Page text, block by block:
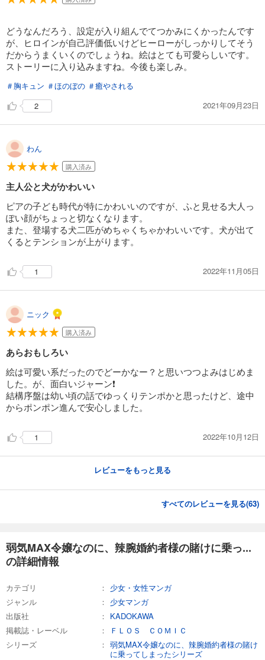
どうなんだろう、設定が入り組んでてつかみにくかったんです
が、ヒロインが自己評価低いけどヒーローがしっかりしてそう
だからうまくいくのでしょうね。絵はとても可愛らしいです。
ストーリーに入り込みますね。今後も楽しみ。
＃胸キュン ＃ほのぼの ＃癒やされる
2
2021年09月23日
わん
購入済み
主人公と犬がかわいい
ピアの子ども時代が特にかわいいのですが、ふと見せる大人っ
ぽい顔がちょっと切なくなります。
また、登場する犬二匹がめちゃくちゃかわいいです。犬が出て
くるとテンションが上がります。
1 2022年11月05日
ニック
購入済み
あらおもしろい
絵は可愛い系だったのでどーかなー？と思いつつよみはじめま
した。が、面白いジャーン❗
結構序盤は幼い頃の話でゆっくりテンポかと思ったけど、途中
からポンポン進んで安心しました。
1 2022年10月12日
レビューをもっと見る
すべてのレビューを見る(63)
弱気MAX令嬢なのに、辣腕婚約者様の賭けに乗っ...
の詳細情報
カテゴリ
少女・女性マンガ
ジャンル
少女マンガ
出版社
KADOKAWA
掲載誌・レーベル
ＦＬＯＳ ＣＯＭＩＣ
シリーズ
弱気MAX令嬢なのに、辣腕婚約者様の賭け
に乗ってしまったシリーズ